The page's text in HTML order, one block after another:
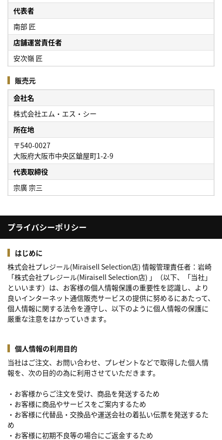
代表者
南部 匠
店舗運営責任者
安次嶺 匠
販売元
会社名
株式会社エム・エス・シー
所在地
〒540-0027
大阪府大阪市中央区鎗屋町1-2-9
代表取締役
宗廣 宗三
プライバシーポリシー
はじめに
株式会社プレジール(Miraisell Selection店) 情報管理責任者：岩崎
「株式会社プレジール(Miraisell Selection店) 」（以下、「当社」
といいます）は、お客様の個人情報保護の重要性を認識し、より
良いインターネット通信販売サービスの提供に努めるにあたって、
個人情報に関する法令を遵守し、以下のように個人情報の保護に
厳重な注意をはかっていきます。
個人情報の利用目的
当社はご注文、お問い合わせ、プレゼントなどで取得した個人情
報を、次の目的の為に利用させていただきます。
・お客様からご注文を受け、商品を発送するため
・お客様に商品やサービスをご案内するため
・お客様に代替品・交換品や運送会社の着払い伝票を発送するた
め
・お客様に初期不良等の場合にご返金するため